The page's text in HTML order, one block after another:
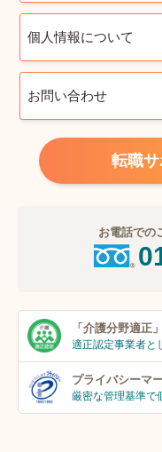
個人情報について
お問い合わせ
転職
お電話での
「介護分野適正」
適正認定事業者と
プライバシーマ
厳密な管理基準で